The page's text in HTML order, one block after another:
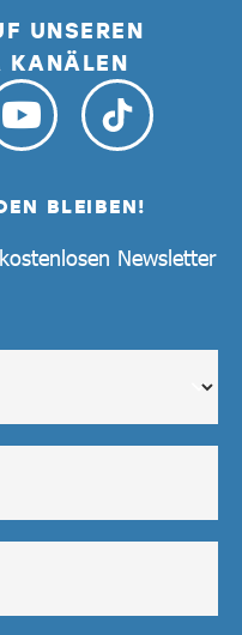
UNSEREN
KANÄLEN
BLEIBEN!
Newsletter